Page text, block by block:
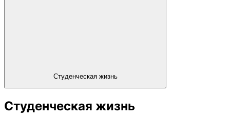
Студенческая жизнь
Студенческая жизнь